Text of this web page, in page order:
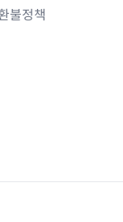
불정책